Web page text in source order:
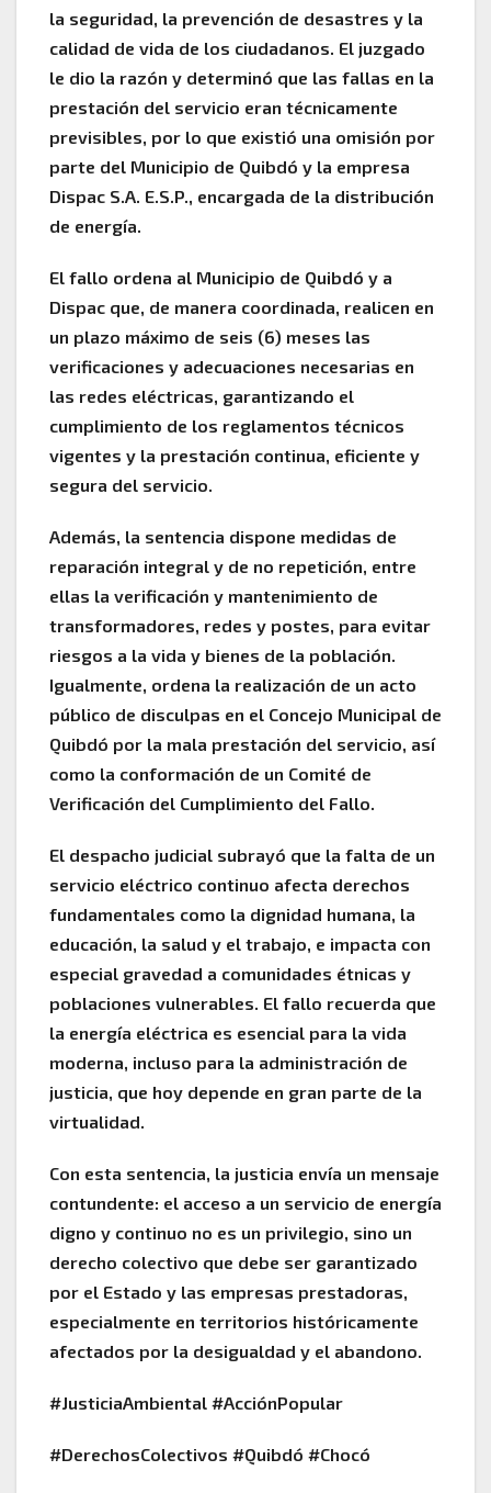
la seguridad, la prevención de desastres y la
calidad de vida de los ciudadanos. El juzgado
le dio la razón y determinó que las fallas en la
prestación del servicio eran técnicamente
previsibles, por lo que existió una omisión por
parte del Municipio de Quibdó y la empresa
Dispac S.A. E.S.P., encargada de la distribución
de energía.
El fallo ordena al Municipio de Quibdó y a
Dispac que, de manera coordinada, realicen en
un plazo máximo de seis (6) meses las
verificaciones y adecuaciones necesarias en
las redes eléctricas, garantizando el
cumplimiento de los reglamentos técnicos
vigentes y la prestación continua, eficiente y
segura del servicio.
Además, la sentencia dispone medidas de
reparación integral y de no repetición, entre
ellas la verificación y mantenimiento de
transformadores, redes y postes, para evitar
riesgos a la vida y bienes de la población.
Igualmente, ordena la realización de un acto
público de disculpas en el Concejo Municipal de
Quibdó por la mala prestación del servicio, así
como la conformación de un Comité de
Verificación del Cumplimiento del Fallo.
El despacho judicial subrayó que la falta de un
servicio eléctrico continuo afecta derechos
fundamentales como la dignidad humana, la
educación, la salud y el trabajo, e impacta con
especial gravedad a comunidades étnicas y
poblaciones vulnerables. El fallo recuerda que
la energía eléctrica es esencial para la vida
moderna, incluso para la administración de
justicia, que hoy depende en gran parte de la
virtualidad.
Con esta sentencia, la justicia envía un mensaje
contundente: el acceso a un servicio de energía
digno y continuo no es un privilegio, sino un
derecho colectivo que debe ser garantizado
por el Estado y las empresas prestadoras,
especialmente en territorios históricamente
afectados por la desigualdad y el abandono.
#JusticiaAmbiental #AcciónPopular
#DerechosColectivos #Quibdó #Chocó